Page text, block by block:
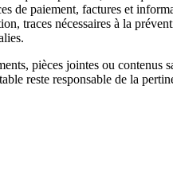
de paiement, factures et
traces nécessaires à la
pièces jointes ou contenus
reste responsable de la